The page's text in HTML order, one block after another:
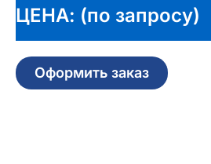
ЦЕНА: (по запросу)
Оформить заказ